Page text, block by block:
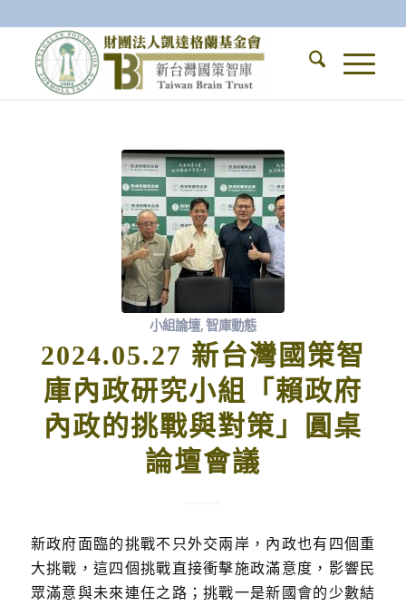
小組論壇,智庫動態
2024.05.27 新台灣國策智
庫內政研究小組「賴政府
內政的挑戰與對策」圓桌
論壇會議
新政府面臨的挑戰不只外交兩岸，內政也有四個重
大挑戰，這四個挑戰直接衝擊施政滿意度，影響民
眾滿意與未來連任之路；挑戰一是新國會的少數結